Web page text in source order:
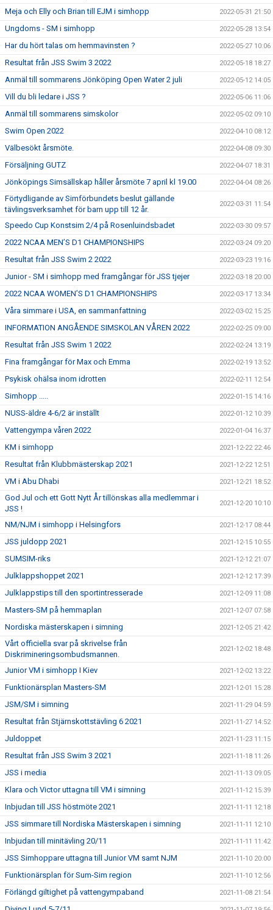
Meja och Elly och Brian till EJM i simhopp 2022-05-31 21:50
Ungdoms - SM i simhopp 2022-05-28 13:54
Har du hört talas om hemmavinsten ? 2022-05-27 10:06
Resultat från JSS Swim 3 2022 2022-05-18 18:27
Anmäl till sommarens Jönköping Open Water 2 juli 2022-05-12 14:05
Vill du bli ledare i JSS ? 2022-05-06 11:06
Anmäl till sommarens simskolor 2022-05-02 09:10
Swim Open 2022 2022-04-10 08:12
Välbesökt årsmöte. 2022-04-08 09:30
Försäljning GUTZ 2022-04-07 18:31
Jönköpings Simsällskap håller årsmöte 7 april kl 19.00 2022-04-04 08:26
Förtydligande av Simförbundets beslut gällande
tävlingsverksamhet för barn upp till 12 år.
2022-03-31 11:54
Speedo Cup Konstsim 2/4 på Rosenluindsbadet 2022-03-30 09:57
2022 NCAA MEN’S D1 CHAMPIONSHIPS 2022-03-24 09:20
Resultat från JSS Swim 2 2022 2022-03-23 19:16
Junior - SM i simhopp med framgångar för JSS tjejer 2022-03-18 20:00
2022 NCAA WOMEN’S D1 CHAMPIONSHIPS 2022-03-17 13:34
Våra simmare i USA, en sammanfattning 2022-03-02 15:25
INFORMATION ANGÅENDE SIMSKOLAN VÅREN 2022 2022-02-25 09:00
Resultat från JSS Swim 1 2022 2022-02-24 13:19
Fina framgångar för Max och Emma 2022-02-19 13:52
Psykisk ohälsa inom idrotten 2022-02-11 12:54
Simhopp ..... 2022-01-15 14:16
NUSS-äldre 4-6/2 är inställt 2022-01-12 10:39
Vattengympa våren 2022 2022-01-04 16:37
KM i simhopp 2021-12-22 22:46
Resultat från Klubbmästerskap 2021 2021-12-22 12:51
VM i Abu Dhabi 2021-12-21 18:52
God Jul och ett Gott Nytt År tillönskas alla medlemmar i
JSS !
2021-12-20 10:10
NM/NJM i simhopp i Helsingfors 2021-12-17 08:44
JSS juldopp 2021 2021-12-15 10:55
SUMSIM-riks 2021-12-12 21:07
Julklappshoppet 2021 2021-12-12 17:39
Julklappstips till den sportintresserade 2021-12-09 11:08
Masters-SM på hemmaplan 2021-12-07 07:58
Nordiska mästerskapen i simning 2021-12-05 21:42
Vårt officiella svar på skrivelse från
Diskrimineringsombudsmannen.
2021-12-02 18:48
Junior VM i simhopp I Kiev 2021-12-02 13:22
Funktionärsplan Masters-SM 2021-12-01 15:28
JSM/SM i simning 2021-11-29 04:59
Resultat från Stjärnskottstävling 6 2021 2021-11-27 14:52
Juldoppet 2021-11-23 11:15
Resultat från JSS Swim 3 2021 2021-11-18 11:26
JSS i media 2021-11-13 09:05
Klara och Victor uttagna till VM i simning 2021-11-12 15:39
Inbjudan till JSS höstmöte 2021 2021-11-11 12:18
JSS simmare till Nordiska Mästerskapen i simning 2021-11-11 12:10
Inbjudan till minitävling 20/11 2021-11-11 11:42
JSS Simhoppare uttagna till Junior VM samt NJM 2021-11-10 20:00
Funktionärsplan för Sum-Sim region 2021-11-10 12:56
Förlängd giltighet på vattengympaband 2021-11-08 21:54